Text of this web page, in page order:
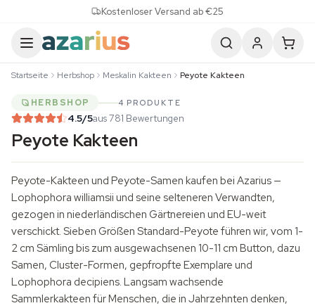
Kostenloser Versand ab €25
Startseite Herbshop Meskalin Kakteen Peyote Kakteen
HERBSHOP 4 PRODUKTE
4.5/5aus 781 Bewertungen
Peyote Kakteen
Peyote-Kakteen und Peyote-Samen kaufen bei Azarius —
Lophophora williamsii und seine selteneren Verwandten,
gezogen in niederländischen Gärtnereien und EU-weit
verschickt. Sieben Größen Standard-Peyote führen wir, vom 1-
2 cm Sämling bis zum ausgewachsenen 10-11 cm Button, dazu
Samen, Cluster-Formen, gepfropfte Exemplare und
Lophophora decipiens. Langsam wachsende
Sammlerkakteen für Menschen, die in Jahrzehnten denken,